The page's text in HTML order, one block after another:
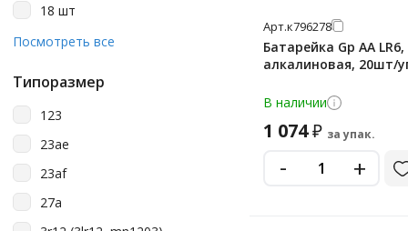
Smart Buy
Smartbuy
Sonnen
Varta
18 шт
2 шт
Посмотреть все
Типоразмер
123
23ae
23af
27a
Арт.к796278
Батарейка Gp AA
алкалиновая, 20шт/
В наличии
1 074₽ за упак.
- +